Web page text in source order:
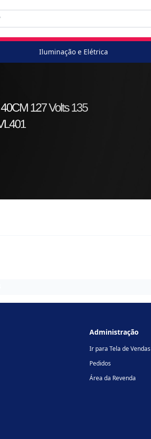
Iluminação e Elétrica
Administração
Ir para Tela de Vendas
Pedidos
Área da Revenda